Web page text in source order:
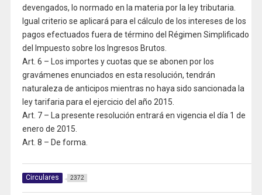
devengados, lo normado en la materia por la ley tributaria.
Igual criterio se aplicará para el cálculo de los intereses de los
pagos efectuados fuera de término del Régimen Simplificado
del Impuesto sobre los Ingresos Brutos.
Art. 6 – Los importes y cuotas que se abonen por los
gravámenes enunciados en esta resolución, tendrán
naturaleza de anticipos mientras no haya sido sancionada la
ley tarifaria para el ejercicio del año 2015.
Art. 7 – La presente resolución entrará en vigencia el día 1 de
enero de 2015.
Art. 8 – De forma.
Circulares 2372